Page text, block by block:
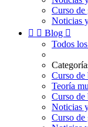
Curso de
Noticias
  Blog 
Todos
Curso de
Teoría
Curso de
Noticias
Curso de